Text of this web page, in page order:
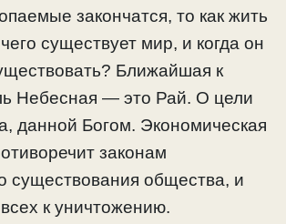
закончатся, то как жить
существует мир, и когда он
Ближайшая к
Небесная — это Рай. О цели
данной Богом. Экономическая
законам
существования общества, и
к уничтожению.